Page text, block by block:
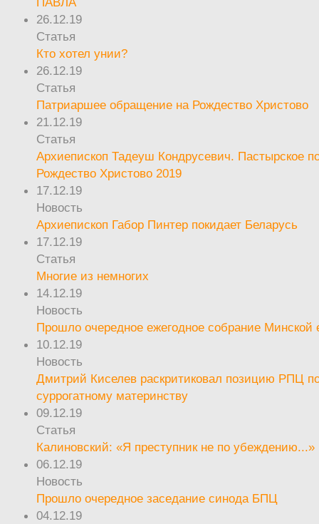
26.12.19
Статья
Кто хотел унии?
26.12.19
Статья
Патриаршее обращение на Рождество Христово
21.12.19
Статья
Архиепископ Тадеуш Кондрусевич. Пастырское
Рождество Христово 2019
17.12.19
Новость
Архиепископ Габор Пинтер покидает Беларусь
17.12.19
Статья
Многие из немногих
14.12.19
Новость
Прошло очередное ежегодное собрание
10.12.19
Новость
Дмитрий Киселев раскритиковал позицию РПЦ
суррогатному материнству
09.12.19
Статья
Калиновский: «Я преступник не по убеждению...»
06.12.19
Новость
Прошло очередное заседание синода БПЦ
04.12.19